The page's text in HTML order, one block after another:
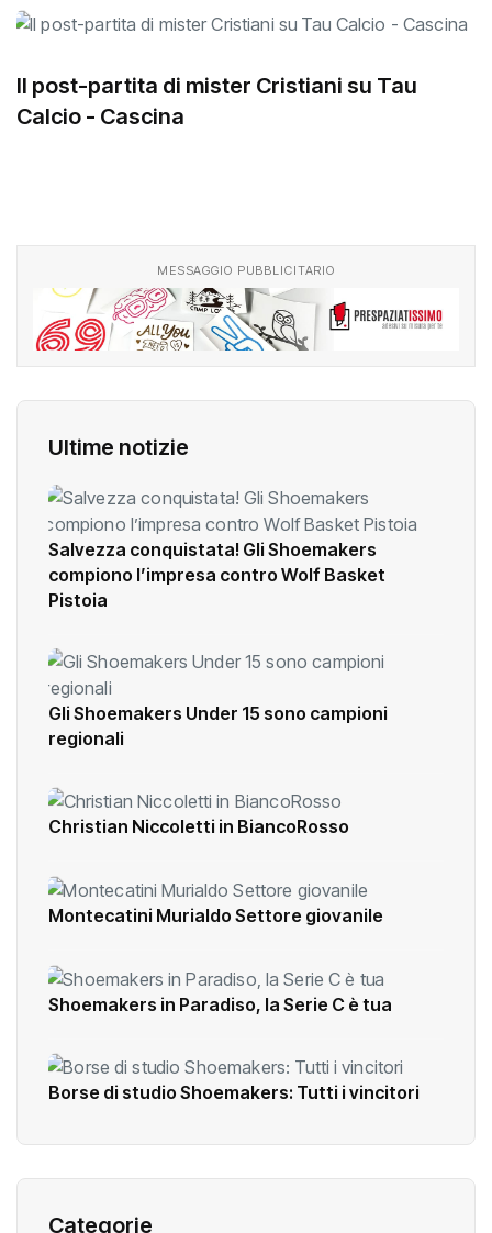
Il post-partita di mister Cristiani su Tau
Calcio - Cascina
MESSAGGIO PUBBLICITARIO
Ultime notizie
Salvezza conquistata! Gli Shoemakers
compiono l’impresa contro Wolf Basket
Pistoia
Gli Shoemakers Under 15 sono campioni
regionali
Christian Niccoletti in BiancoRosso
Montecatini Murialdo Settore giovanile
Shoemakers in Paradiso, la Serie C è tua
Borse di studio Shoemakers: Tutti i vincitori
Categorie